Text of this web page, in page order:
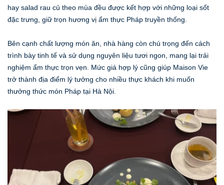
hay salad rau củ theo mùa đều được kết hợp với những loại sốt
đặc trưng, giữ trọn hương vị ẩm thực Pháp truyền thống.
Bên cạnh chất lượng món ăn, nhà hàng còn chú trọng đến cách
trình bày tinh tế và sử dụng nguyên liệu tươi ngon, mang lại trải
nghiệm ẩm thực trọn vẹn. Mức giá hợp lý cũng giúp Maison Vie
trở thành địa điểm lý tưởng cho nhiều thực khách khi muốn
thưởng thức món Pháp tại Hà Nội.